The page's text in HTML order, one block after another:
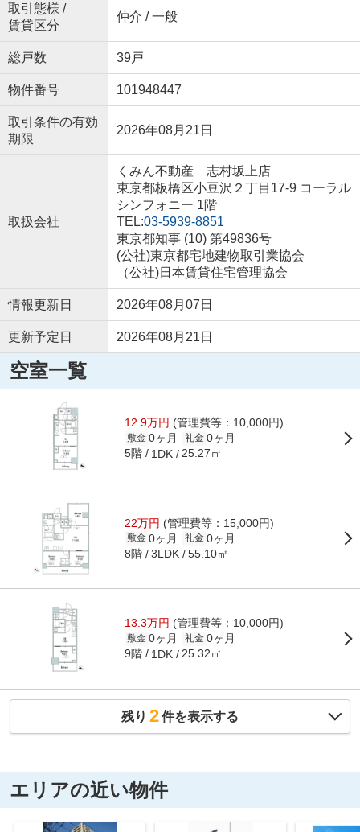
取引態様 /
賃貸区分
仲介 / 一般
総戸数 39戸
物件番号 101948447
取引条件の有効
期限
2026年08月21日
取扱会社
くみん不動産 志村坂上店
東京都板橋区小豆沢２丁目17-9 コーラル
シンフォニー 1階
TEL:03-5939-8851
東京都知事 (10) 第49836号
(公社)東京都宅地建物取引業協会
（公社)日本賃貸住宅管理協会
情報更新日 2026年08月07日
更新予定日 2026年08月21日
空室一覧
12.9万円 (管理費等：10,000円)
敷金 0ヶ月 礼金 0ヶ月
5階 1DK 25.27㎡
22万円 (管理費等：15,000円)
敷金 0ヶ月 礼金 0ヶ月
8階 3LDK 55.10㎡
13.3万円 (管理費等：10,000円)
敷金 0ヶ月 礼金 0ヶ月
9階 1DK 25.32㎡
残り 2件を表示する
エリアの近い物件